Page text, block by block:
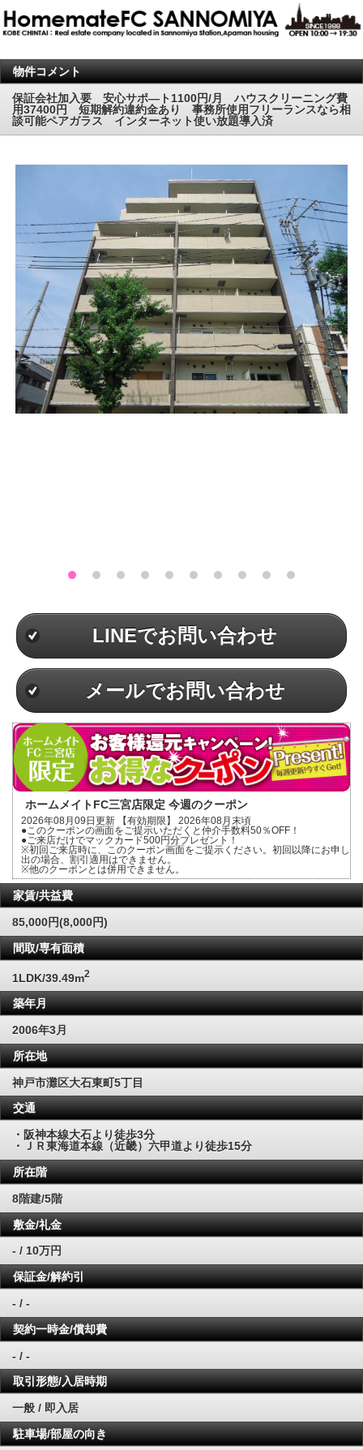
物件コメント
保証会社加入要 安心サポ―ト1100円/月 ハウスクリーニング費
用37400円 短期解約違約金あり 事務所使用フリーランスなら相
談可能ペアガラス インターネット使い放題導入済
LINEでお問い合わせ
メールでお問い合わせ
ホームメイトFC三宮店限定 今週のクーポン
2026年08月09日更新 【有効期限】 2026年08月末頃
●このクーポンの画面をご提示いただくと仲介手数料50％OFF！
●ご来店だけでマックカード500円分プレゼント！
※初回ご来店時に、このクーポン画面をご提示ください。初回以降にお申し
出の場合、割引適用はできません。
※他のクーポンとは併用できません。
家賃/共益費
85,000円(8,000円)
間取/専有面積
1LDK/39.49m2
築年月
2006年3月
所在地
神戸市灘区大石東町5丁目
交通
・阪神本線大石より徒歩3分
・ＪＲ東海道本線（近畿）六甲道より徒歩15分
所在階
8階建/5階
敷金/礼金
- / 10万円
保証金/解約引
- / -
契約一時金/償却費
- / -
取引形態/入居時期
一般 / 即入居
駐車場/部屋の向き